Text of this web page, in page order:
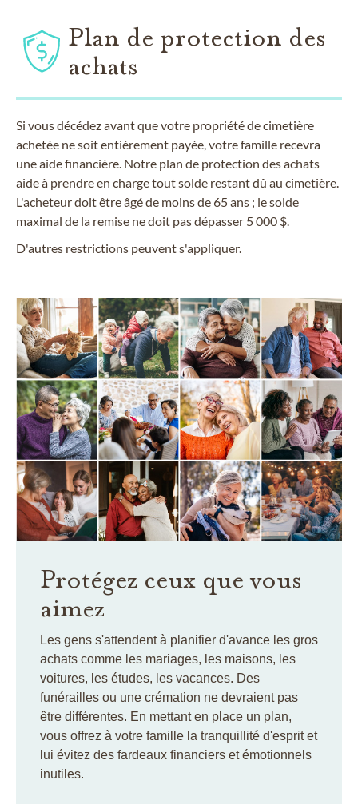
Plan de protection des
achats
Si vous décédez avant que votre propriété de cimetière
achetée ne soit entièrement payée, votre famille recevra
une aide financière. Notre plan de protection des achats
aide à prendre en charge tout solde restant dû au cimetière.
L'acheteur doit être âgé de moins de 65 ans ; le solde
maximal de la remise ne doit pas dépasser 5 000 $.
D'autres restrictions peuvent s'appliquer.
Protégez ceux que vous
aimez
Les gens s'attendent à planifier d'avance les gros
achats comme les mariages, les maisons, les
voitures, les études, les vacances. Des
funérailles ou une crémation ne devraient pas
être différentes. En mettant en place un plan,
vous offrez à votre famille la tranquillité d'esprit et
lui évitez des fardeaux financiers et émotionnels
inutiles.